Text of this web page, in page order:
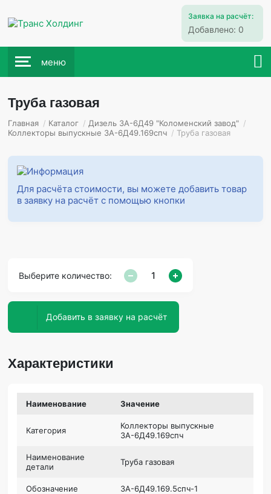
Заявка на расчёт:
Добавлено: 0
меню
Труба газовая
Главная / Каталог / Дизель 3А-6Д49 "Коломенский завод" /
Коллекторы выпускные 3А-6Д49.169спч / Труба газовая
Для расчёта стоимости, вы можете добавить товар
в заявку на расчёт с помощью кнопки
Выберите количество:
Добавить в заявку на расчёт
Характеристики
Наименование Значение
Категория
Коллекторы выпускные
3А-6Д49.169спч
Наименование
детали
Труба газовая
Обозначение 3А-6Д49.169.5спч-1